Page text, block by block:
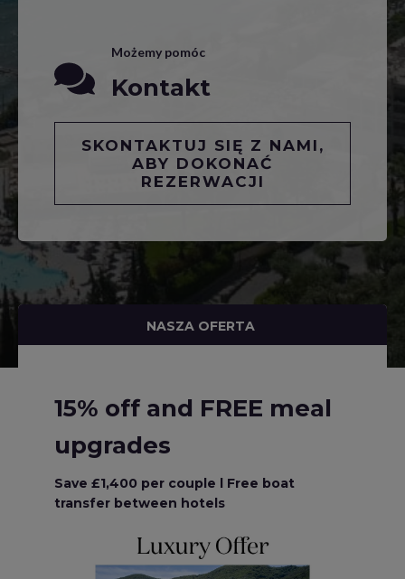
Możemy pomóc
Kontakt
SKONTAKTUJ SIĘ Z NAMI,
ABY DOKONAĆ
REZERWACJI
NASZA OFERTA
15% off and FREE meal
upgrades
Save £1,400 per couple l Free boat
transfer between hotels